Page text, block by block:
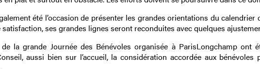
été l’occasion de présenter les grandes orientations du calendrier
satisfaction, ses grandes lignes seront reconduites avec quelques
la grande Journée des Bénévoles organisée à ParisLongchamp ont
aussi bien sur l’accueil, la considération accordée aux bénévoles